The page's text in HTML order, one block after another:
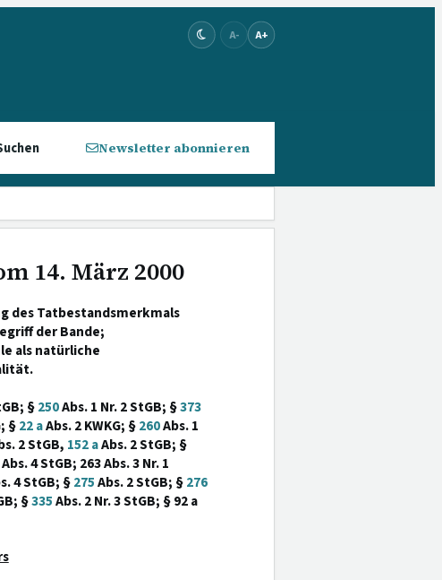
A- A+
Newsletter abonnieren
14. März 2000
des Tatbestandsmerkmals
der Bande;
als natürliche
§250Abs. 1 Nr. 2 StGB; §373
§22 aAbs. 2 KWKG; §260Abs. 1
2 StGB, 152 aAbs. 2 StGB; §
4 StGB; 263 Abs. 3 Nr. 1
4 StGB; §275Abs. 2 StGB; §276
§335Abs. 2 Nr. 3 StGB; § 92 a